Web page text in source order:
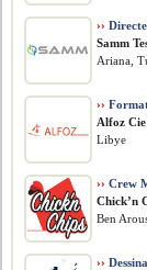
››
Samm
Ariana,
››
Alfoz Cie
Libye
›› Crew
Chick’n
Ben
››